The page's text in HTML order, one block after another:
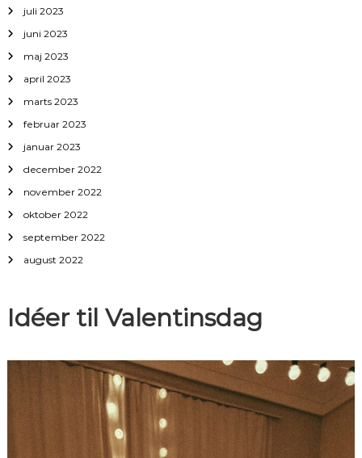
juli 2023
juni 2023
maj 2023
april 2023
marts 2023
februar 2023
januar 2023
december 2022
november 2022
oktober 2022
september 2022
august 2022
Idéer til Valentinsdag